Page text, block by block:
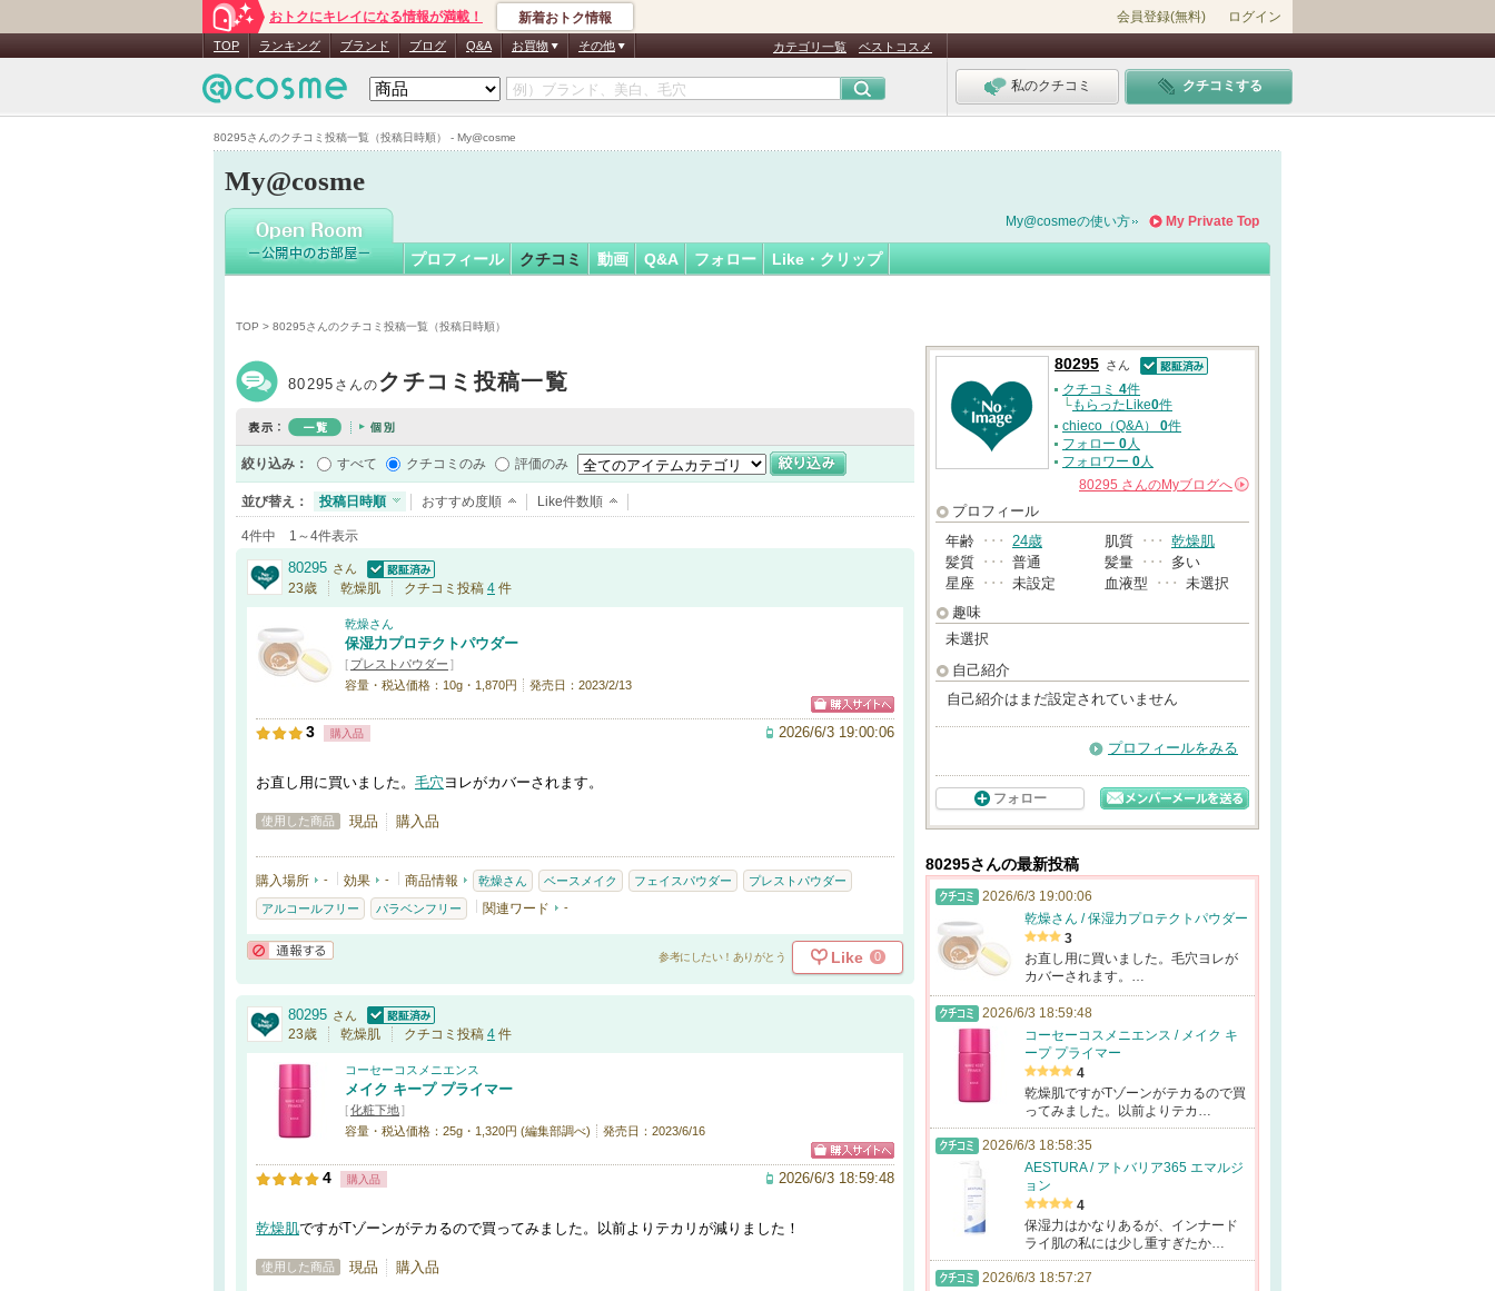
80295さんのクチコミ投稿一覧（投稿日時順） - My@cosme
おトクにキレイになる情報が満載！ 新着おトク情報 会員登録(無料) ログイン
TOP ランキング ブランド ブログ Q&A お買物 その他 カテゴリ一覧 ベストコスメ
私のクチコミ クチコミする
My@cosme
80295さん
認
証
My Private Top
My@cosmeの使い方
プロフィール クチコミ 動画 Q&A フォロー Like・クリップ
TOP > 80295さんのクチコミ投稿一覧（投稿日時順）
80295 さんのクチコミ投稿一覧
絞り込み： すべて クチコミのみ 評価のみ
並び替え： 投稿日時順 おすすめ度順 Like件数順
4件中 1～4件表示
80295 さん
認証済
23歳 乾燥肌 クチコミ投稿 4 件
乾燥さん
保湿力プロテクトパウダー
[ プレストパウダー ]
容量・税込価格：10g・1,870円
発売日：2023/2/13
3 購入品 2026/6/3 19:00:06
お直し用に買いました。 毛穴 ヨレがカバーされます。
使用した商品 現品 購入品
購入場所 - 効果 - 商品情報 乾燥さん ベースメイク フェイスパウダー プレストパウダー
アルコールフリー パラベンフリー 関連ワード -
参考にしたい！ありがとう Like 0
80295 さん
認証済
23歳 乾燥肌 クチコミ投稿 4 件
コーセーコスメニエンス
メイク キープ プライマー
[化粧下地]
容量・税込価格：25g・1,320円 (編集部調べ)
発売日：2023/6/16
4 購入品 2026/6/3 18:59:48
乾燥肌ですがTゾーンがテカるので買ってみました。以前よりテカリが減りました！
使用した商品 現品 購入品
80295 さん
クチコミ 4件
└もらったLike0件
chieco（Q&A） 0件
フォロー 0人
フォロワー 0人
80295 さんのMyブログへ
プロフィール
年齢 ･･･ 24歳 肌質 ･･･ 乾燥肌
髪質 ･･･ 普通 髪量 ･･･
多い
星座 ･･･ 未設定 血液型 ･･･ 未選択
趣味
未選択
自己紹介
自己紹介はまだ設定されていません
プロフィールをみる
フォロー
80295さんの最新投稿
2026/6/3 19:00:06
乾燥さん / 保湿力プロテクトパウダー
3
お直し用に買いました。毛穴ヨレが
カバーされます。…
2026/6/3 18:59:48
コーセーコスメニエンス / メイク キ
ープ プライマー
4
乾燥肌ですがTゾーンがテカるので買
ってみました。以前よりテカ…
2026/6/3 18:58:35
AESTURA / アトバリア365 エマルジ
ョン
4
保湿力はかなりあるが、インナード
ライ肌の私には少し重すぎたか…
2026/6/3 18:57:27